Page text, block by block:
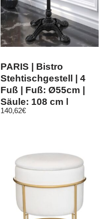
PARIS | Bistro
Stehtischgestell | 4
Fuß | Fuß: Ø55cm |
Säule: 108 cm |
Schwarz | Ste
140,62€